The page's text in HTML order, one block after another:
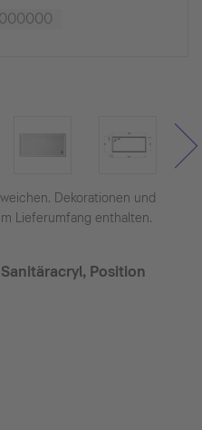
Dekorationen und
Lieferumfang enthalten.
Position